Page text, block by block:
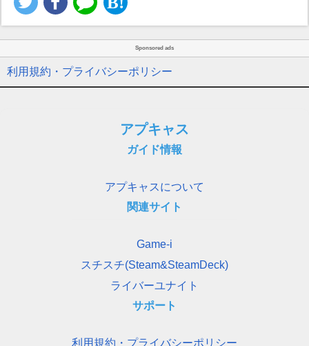
Sponsored ads
利用規約・プライバシーポリシー
アプキャス
ガイド情報
アプキャスについて
関連サイト
Game-i
スチスチ(Steam&SteamDeck)
ライバーユナイト
サポート
利用規約・プライバシーポリシー